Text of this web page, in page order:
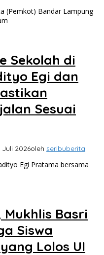
(Pemkot) Bandar Lampung
Sekolah di
Egi dan
Sesuai
Juli 2026oleh seribuberita
Egi Pratama bersama
Basri
Siswa
Lolos UI